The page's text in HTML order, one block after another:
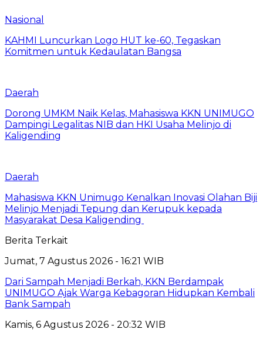
Nasional
KAHMI Luncurkan Logo HUT ke-60, Tegaskan
Komitmen untuk Kedaulatan Bangsa
Daerah
Dorong UMKM Naik Kelas, Mahasiswa KKN UNIMUGO
Dampingi Legalitas NIB dan HKI Usaha Melinjo di
Kaligending
Daerah
Mahasiswa KKN Unimugo Kenalkan Inovasi Olahan Biji
Melinjo Menjadi Tepung dan Kerupuk kepada
Masyarakat Desa Kaligending
Berita Terkait
Jumat, 7 Agustus 2026 - 16:21 WIB
Dari Sampah Menjadi Berkah, KKN Berdampak
UNIMUGO Ajak Warga Kebagoran Hidupkan Kembali
Bank Sampah
Kamis, 6 Agustus 2026 - 20:32 WIB